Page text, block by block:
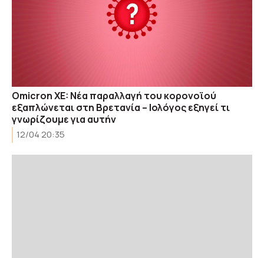
Omicron XE: Νέα παραλλαγή του κορονοϊού
εξαπλώνεται στη Βρετανία – Ιολόγος εξηγεί τι
γνωρίζουμε για αυτήν
12/04 20:35